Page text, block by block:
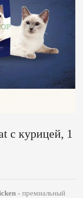
с курицей, 1
- премиальный